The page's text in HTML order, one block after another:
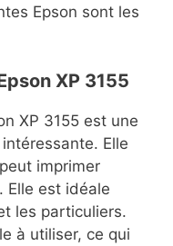
Epson sont les
XP 3155
XP 3155 est une
Elle
imprimer
Elle est idéale
les particuliers.
à utiliser, ce qui